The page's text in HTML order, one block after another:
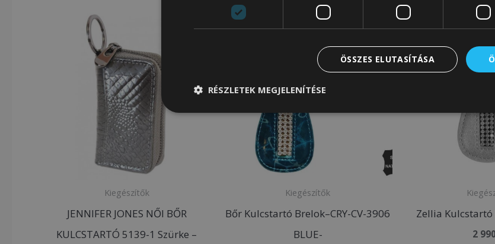
Kiegészítők
JENNIFER JONES NŐI BŐR
KULCSTARTÓ 5139-1 Szürke –
Kiegészítők
Bőr Kulcstartó Brelok–CRY-CV-3906
BLUE-
Zellia Kulcstartó
2
ÖSSZES ELUTASÍTÁSA
RÉSZLETEK MEGJELENÍTÉSE